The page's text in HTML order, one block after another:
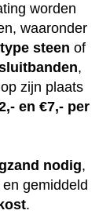
worden
waaronder
type steen of
,
zijn plaats
en €7,- per
nodig,
en gemiddeld
.